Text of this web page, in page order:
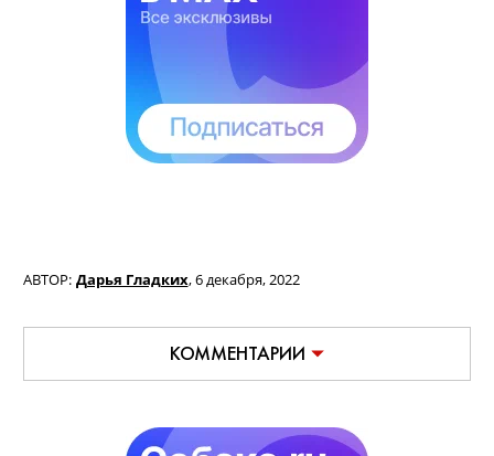
АВТОР: Дарья Гладких,6 декабря, 2022
КОММЕНТАРИИ